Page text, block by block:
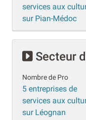
services aux
sur Pian-Médoc
Secteur
Nombre de Pro
5 entreprises de
services aux
sur Léognan